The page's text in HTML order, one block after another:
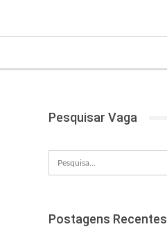
Pesquisar Vaga
Postagens Recentes